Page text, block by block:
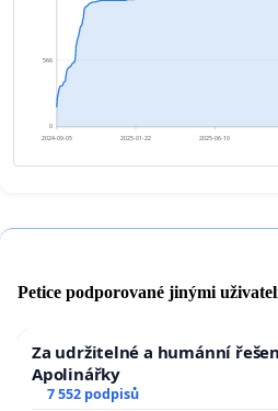
0
566
2024-09-05 2025-01-22 2025-06-10
Petice podporované jinými
Za udržitelné a humánní
Apolinářky
7 552 podpisů